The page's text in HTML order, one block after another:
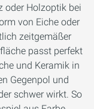
oder Holzoptik bei
von Eiche oder
zeitgemäßer
passt perfekt
und Keramik in
Gegenpol und
schwer wirkt. So